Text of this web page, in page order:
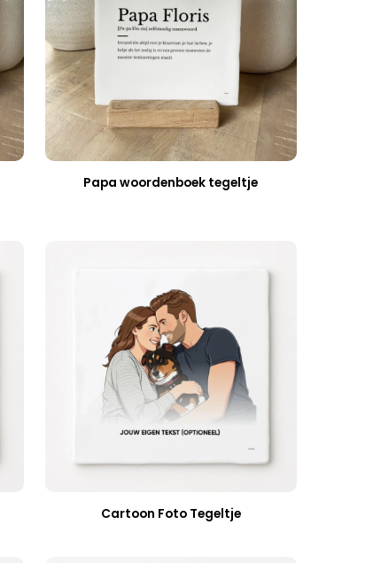
Papa woordenboek tegeltje
Cartoon Foto Tegeltje